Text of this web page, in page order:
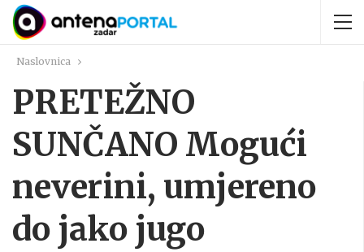
Naslovnica
PRETEŽNO
SUNČANO Mogući
neverini, umjereno
do jako jugo